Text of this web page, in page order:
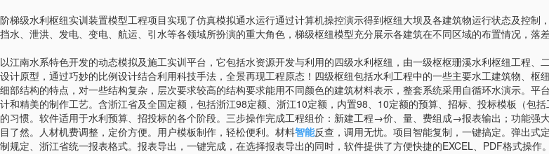
阶梯级水利枢纽实训装置模型工程项目实现了仿真模拟通水运行通过计算机操控演示得到枢纽大坝及各建筑物运行状态及控
挡水、泄洪、发电、变电、航运、引水等各领域所扮演的重大角色，梯级枢纽模型充分展示各建筑在不同区域的布置情况，落
以江南水系特色开发的动态模拟及施工实训平台，它包括水资源开发与利用的四级水利枢纽，由一级枢枢珊溪水利枢纽工程
设计原型，通过巧妙的比例设计结合利用科技手法，全景再现工程原态！四级枢纽包括水利工程中的一些主要水工建筑物、
细部结构的特点，对一些结构复杂，层次要求较高的结构要求能用不同颜色的建筑材料表示，整套系统采用自循环水演示。
计和精美的制作工艺。含浙江省及全国定额，包括浙江98定额、浙江10定额，内置98、10定额的预算、招标、投标模板（包
的习惯。软件适用于水利预算、招投标的各个阶段。三步操作完成工程组价：新建工程→价、量、费组成→报表输出；功能
目了然。人材机费调整，定价方便。用户模板制作，轻松便利。材料智能反查，调用无忧。项目智能复制，一键搞定。弹出式
制规定、浙江省统一报表格式。报表导出，一键完成，在选择报表导出的同时，软件提供了方便快捷的EXCEL、PDF格式操作